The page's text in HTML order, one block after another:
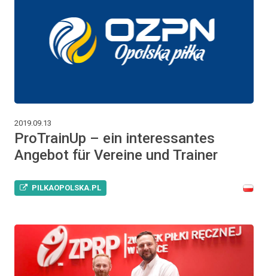
2019.09.13
ProTrainUp – ein interessantes
Angebot für Vereine und Trainer
PILKAOPOLSKA.PL